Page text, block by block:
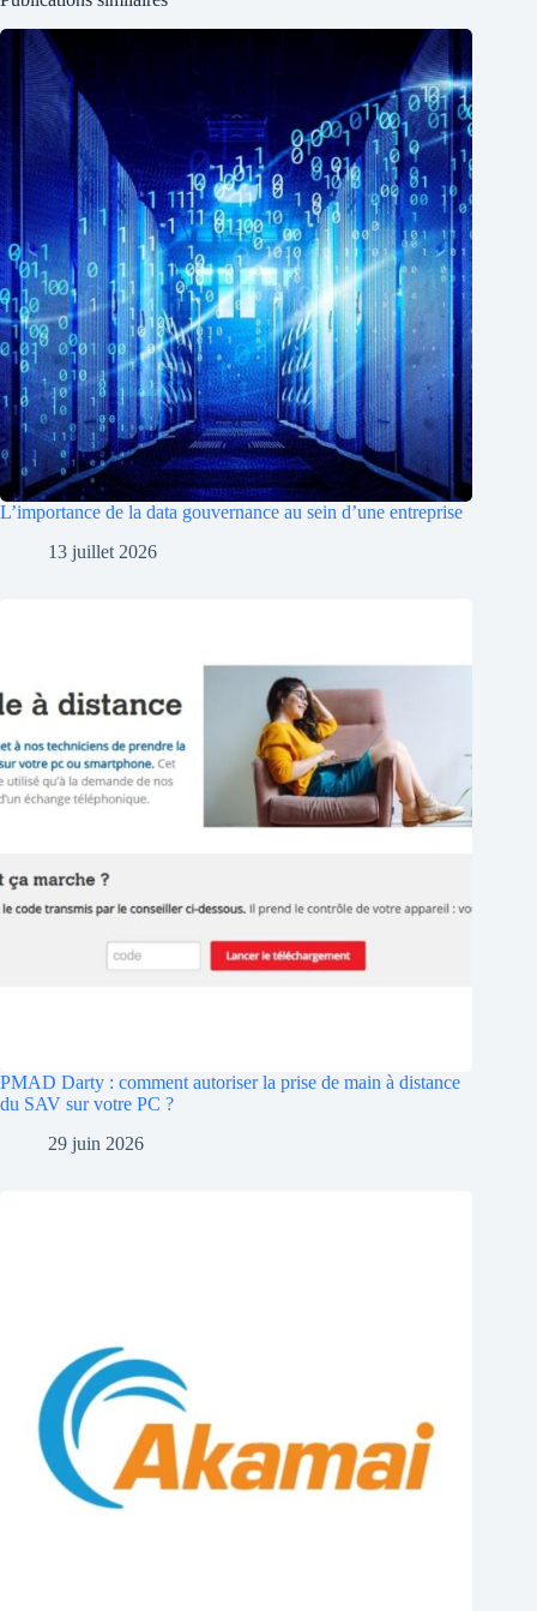
L’importance de la data gouvernance au sein d’une entreprise
13 juillet 2026
PMAD Darty : comment autoriser la prise de main à distance
du SAV sur votre PC ?
29 juin 2026